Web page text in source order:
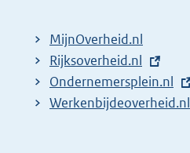
l
i
n
k
MijnOverheid.nl
E
x
t
Rijksoverheid.nl
E
x
Ondernemersplein.nl
E
Werkenbijdeoverheid.nl